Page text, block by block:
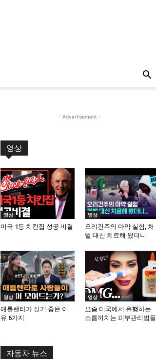
- Advertisement -
영상
영상
미국 1등 치킨집 성공 비결
영상
오리건주의 마약 실험, 처
벌 대신 치료해 봤더니
영상
애틀랜타가 살기 좋은 이
유 6가지
영상
요즘 미국에서 유행하는
소름끼치는 피부관리법들
자동차 뉴스